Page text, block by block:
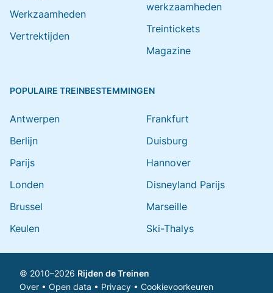
Werkzaamheden
Vertrektijden
werkzaamheden
Treintickets
Magazine
POPULAIRE TREINBESTEMMINGEN
Antwerpen
Berlijn
Parijs
Londen
Brussel
Keulen
Frankfurt
Duisburg
Hannover
Disneyland Parijs
Marseille
Ski-Thalys
© 2010–2026 Rijden de Treinen
Over • Open data • Privacy • Cookievoorkeuren